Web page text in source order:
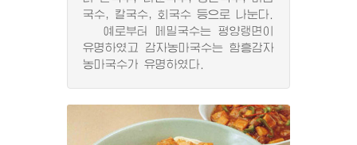
국수, 칼국수, 회국수 등으로 나눈다.
예로부터 메밀국수는 평양랭면이
유명하였고 감자농마국수는 함흥감자
농마국수가 유명하였다.